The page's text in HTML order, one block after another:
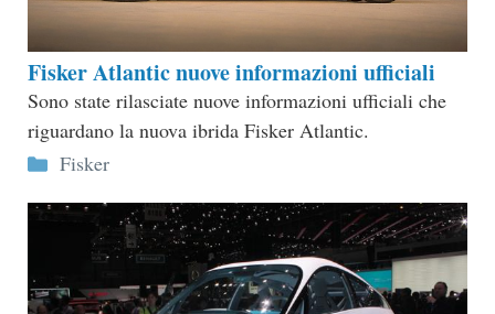
Fisker Atlantic nuove informazioni ufficiali
Sono state rilasciate nuove informazioni ufficiali che
riguardano la nuova ibrida Fisker Atlantic.
Categorie
Fisker